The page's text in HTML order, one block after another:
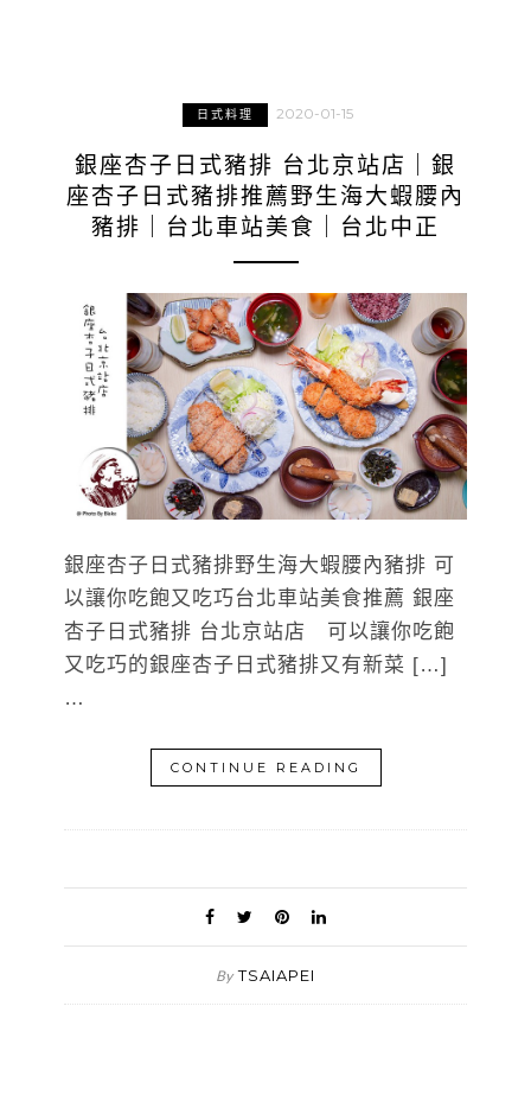
日式料理 2020-01-15
銀座杏子日式豬排 台北京站店｜銀
座杏子日式豬排推薦野生海大蝦腰內
豬排｜台北車站美食｜台北中正
銀座杏子日式豬排野生海大蝦腰內豬排 可
以讓你吃飽又吃巧台北車站美食推薦 銀座
杏子日式豬排 台北京站店 可以讓你吃飽
又吃巧的銀座杏子日式豬排又有新菜 […]
…
CONTINUE READING
By TSAIAPEI